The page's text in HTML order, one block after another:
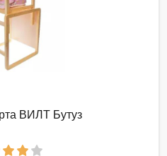
ВИЛТ Бутуз